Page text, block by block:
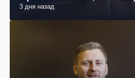
юрист объяснил, как